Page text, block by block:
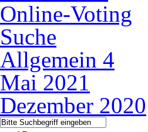
Online-Voting
Suche
Allgemein 4
Mai 2021
Dezember 2020